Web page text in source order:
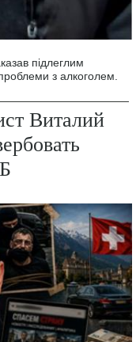
підлеглим
з алкоголем.
Виталий